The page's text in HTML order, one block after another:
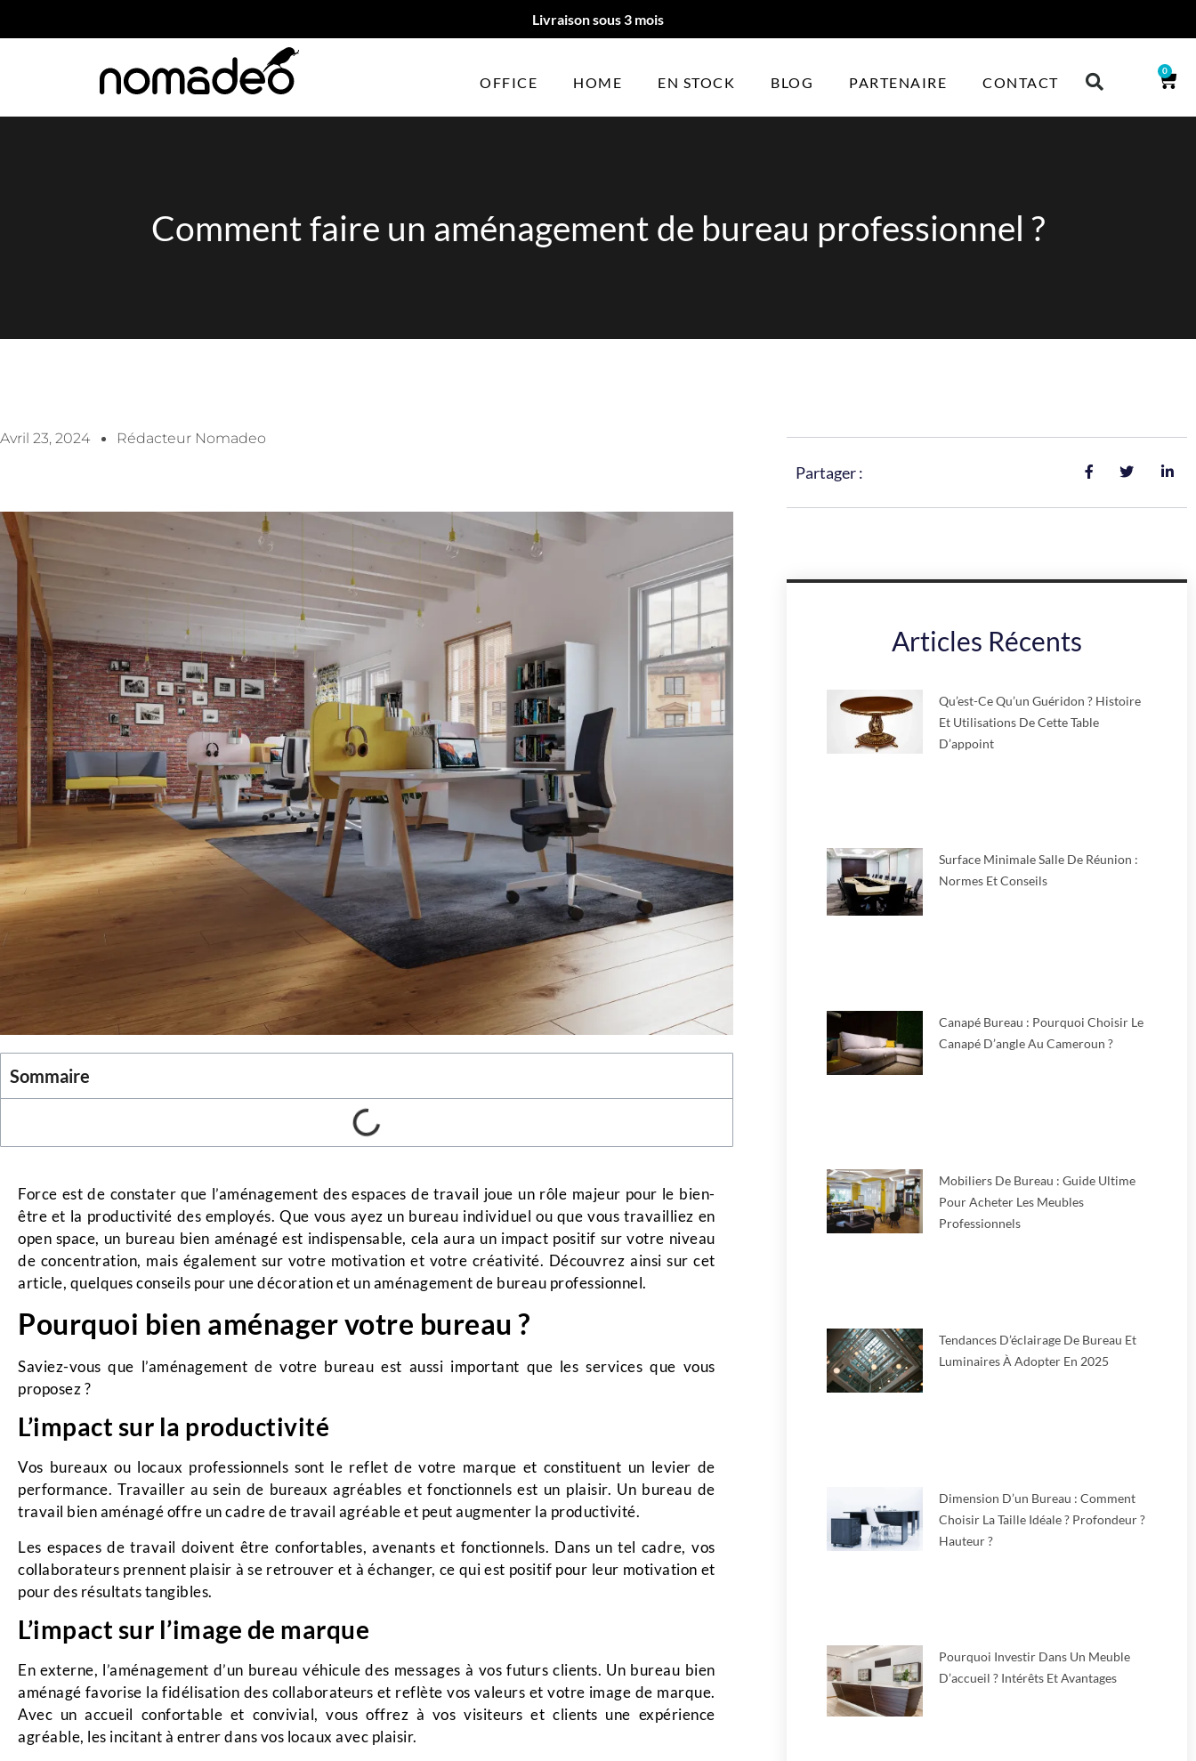
Livraison sous 3 mois
OFFICE HOME EN STOCK BLOG PARTENAIRE CONTACT
0
Comment faire un aménagement de bureau professionnel ?
Avril 23, 2024 Rédacteur Nomadeo
Sommaire
Force est de constater que l’aménagement des espaces de travail joue un rôle majeur pour le bien-
être et la productivité des employés. Que vous ayez un bureau individuel ou que vous travailliez en
open space, un bureau bien aménagé est indispensable, cela aura un impact positif sur votre niveau
de concentration, mais également sur votre motivation et votre créativité. Découvrez ainsi sur cet
article, quelques conseils pour une décoration et un aménagement de bureau professionnel.
Pourquoi bien aménager votre bureau ?
Saviez-vous que l’aménagement de votre bureau est aussi important que les services que vous
proposez ?
L’impact sur la productivité
Vos bureaux ou locaux professionnels sont le reflet de votre marque et constituent un levier de
performance. Travailler au sein de bureaux agréables et fonctionnels est un plaisir. Un bureau de
travail bien aménagé offre un cadre de travail agréable et peut augmenter la productivité.
Les espaces de travail doivent être confortables, avenants et fonctionnels. Dans un tel cadre, vos
collaborateurs prennent plaisir à se retrouver et à échanger, ce qui est positif pour leur motivation et
pour des résultats tangibles.
L’impact sur l’image de marque
En externe, l’aménagement d’un bureau véhicule des messages à vos futurs clients. Un bureau bien
aménagé favorise la fidélisation des collaborateurs et reflète vos valeurs et votre image de marque.
Avec un accueil confortable et convivial, vous offrez à vos visiteurs et clients une expérience
agréable, les incitant à entrer dans vos locaux avec plaisir.
Partager :
Articles Récents
Qu’est-Ce Qu’un Guéridon ? Histoire
Et Utilisations De Cette Table
D’appoint
Surface Minimale Salle De Réunion :
Normes Et Conseils
Canapé Bureau : Pourquoi Choisir Le
Canapé D’angle Au Cameroun ?
Mobiliers De Bureau : Guide Ultime
Pour Acheter Les Meubles
Professionnels
Tendances D’éclairage De Bureau Et
Luminaires À Adopter En 2025
Dimension D’un Bureau : Comment
Choisir La Taille Idéale ? Profondeur ?
Hauteur ?
Pourquoi Investir Dans Un Meuble
D’accueil ? Intérêts Et Avantages